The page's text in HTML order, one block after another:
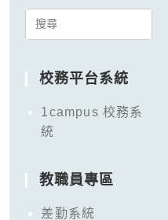
Search
校務平台系統
1campus 校務系
統
教職員專區
差勤系統